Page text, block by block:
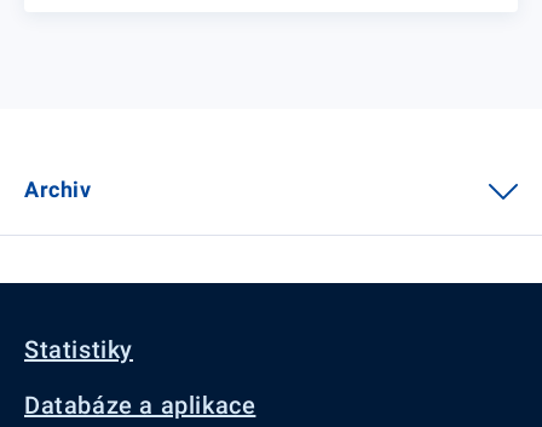
Archiv
Statistiky
Databáze a aplikace